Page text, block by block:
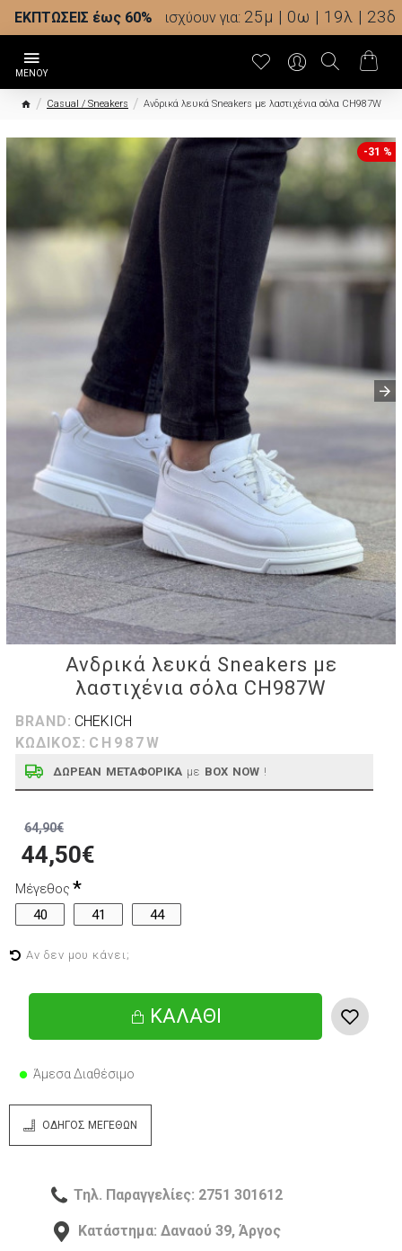
ΕΚΠΤΩΣΕΙΣ έως 60% ισχύουν για: 25μ | 0ω | 19λ | 22δ
Casual / Sneakers Ανδρικά λευκά Sneakers με λαστιχένια σόλα CH987W
-31 %
Ανδρικά λευκά Sneakers με
λαστιχένια σόλα CH987W
ΔΩΡΕΑΝ ΜΕΤΑΦΟΡΙΚΑ με BOX NOW !
BRAND: CHEKICH
ΚΩΔΙΚΟΣ: CH987W
44,50€
64,90€
Μέγεθος
40
41 44
ΚΑΛΆΘΙ
Αν δεν μου κάνει;
Άμεσα Διαθέσιμο
Τηλ. Παραγγελίες: 2751 301612
Κατάστημα: Δαναού 39, Άργος
ΟΔΗΓΌΣ ΜΕΓΕΘΏΝ